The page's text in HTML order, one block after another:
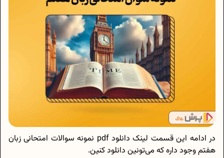
در ادامه این قسمت لینک دانلود pdf نمونه سوالات امتحانی زبان
هفتم وجود داره که می‌تونین دانلود کنین.